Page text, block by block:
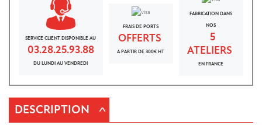
SERVICE CLIENT DISPONIBLE AU
03.28.25.93.88
DU LUNDI AU VENDREDI
FRAIS DE PORTS
OFFERTS
A PARTIR DE 300€ HT
FABRICATION DANS
NOS
5
ATELIERS
EN FRANCE
DESCRIPTION ^